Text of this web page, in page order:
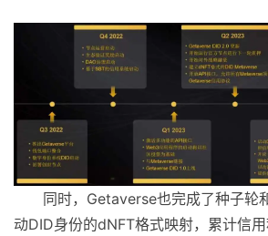
同时，Getaverse也完成了种子轮
动DID身份的dNFT格式映射，累计信